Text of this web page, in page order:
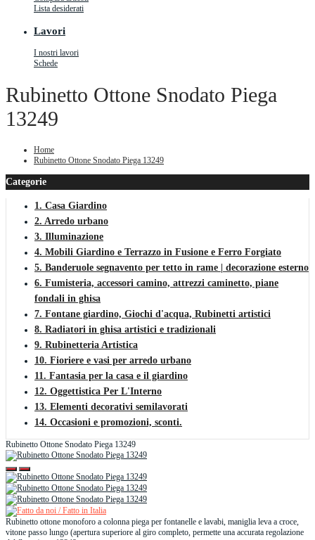
Lista desiderati
Lavori
I nostri lavori
Schede
Rubinetto Ottone Snodato Piega
13249
Home
Rubinetto Ottone Snodato Piega 13249
Categorie
1. Casa Giardino
2. Arredo urbano
3. Illuminazione
4. Mobili Giardino e Terrazzo in Fusione e Ferro Forgiato
5. Banderuole segnavento per tetto in rame | decorazione esterno
6. Fumisteria, accessori camino, attrezzi caminetto, piane
fondali in ghisa
7. Fontane giardino, Giochi d'acqua, Rubinetti artistici
8. Radiatori in ghisa artistici e tradizionali
9. Rubinetteria Artistica
10. Fioriere e vasi per arredo urbano
11. Fantasia per la casa e il giardino
12. Oggettistica Per L'Interno
13. Elementi decorativi semilavorati
14. Occasioni e promozioni, sconti.
Rubinetto Ottone Snodato Piega 13249
Rubinetto ottone monoforo a colonna piega per fontanelle e lavabi, maniglia leva a croce,
vitone passo lungo (apertura superiore al giro completo, permette una accurata regolazione